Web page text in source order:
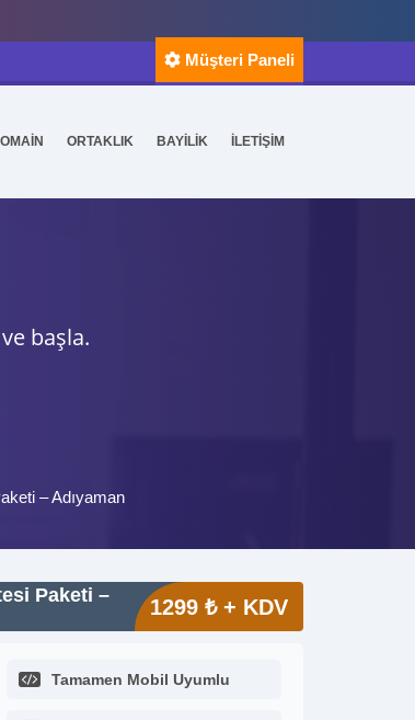
Müşteri Paneli
ORTAKLIK BAYİLİK İLETİŞİM
başla.
– Adıyaman
Paketi –
1299 ₺ + KDV
Tamamen Mobil Uyumlu